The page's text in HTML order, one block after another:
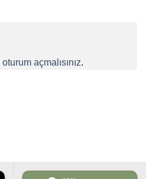
oturum açmalısınız.